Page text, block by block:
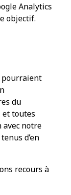
Analytics
objectif.
pourraient
du
et toutes
avec notre
d’en
recours à